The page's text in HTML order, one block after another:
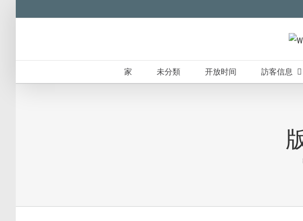
家 未分類 开放时间 訪客信息